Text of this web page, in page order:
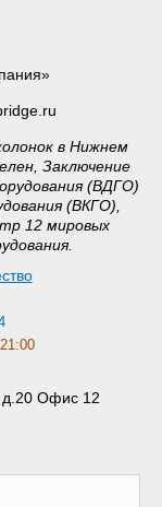
в Нижнем
Заключение
(ВДГО)
(ВКГО),
12 мировых
д.20 Офис 12